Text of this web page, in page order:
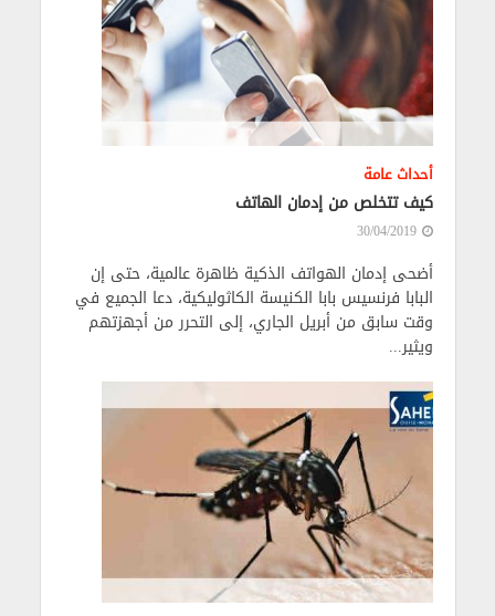
أحداث عامة
كيف تتخلص من إدمان الهاتف
30/04/2019
أضحى إدمان الهواتف الذكية ظاهرة عالمية، حتى إن
البابا فرنسيس بابا الكنيسة الكاثوليكية، دعا الجميع في
وقت سابق من أبريل الجاري، إلى التحرر من أجهزتهم
ويثير...